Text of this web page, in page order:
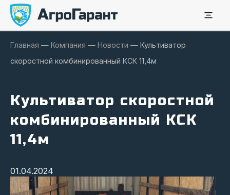
Главная — Компания — Новости — Культиватор
скоростной комбинированный КСК 11,4м
Культиватор скоростной
комбинированный КСК
11,4м
01.04.2024